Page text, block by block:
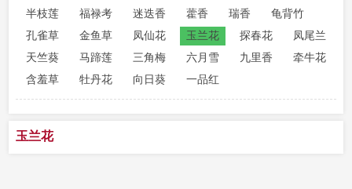
半枝莲
福禄考 迷迭香 藿香 瑞香
龟背竹
孔雀草
金鱼草 凤仙花 玉兰花 探春花
凤尾兰
天竺葵
马蹄莲 三角梅 六月雪 九里香
牵牛花
含羞草
牡丹花 向日葵 一品红
玉兰花